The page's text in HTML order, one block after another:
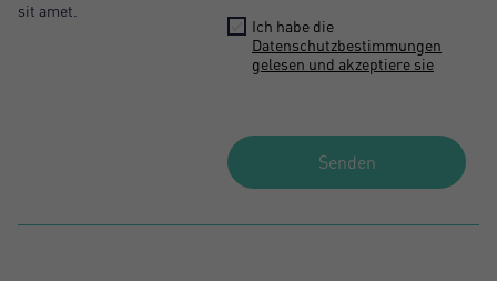
sit amet.
Ich habe die
Datenschutzbestimmungen
gelesen und akzeptiere sie
Senden